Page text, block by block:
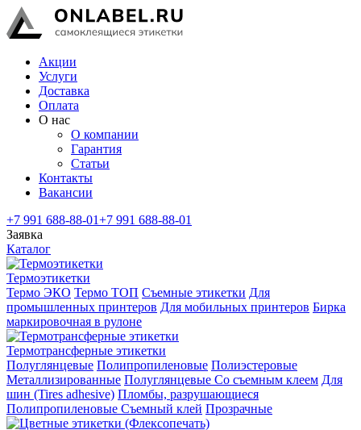
Акции
Услуги
Доставка
Оплата
О нас
О компании
Гарантия
Статьи
Контакты
Вакансии
+7 991 688-88-01+7 991 688-88-01
Заявка
Каталог
Термоэтикетки
Термо ЭКО Термо ТОП Съемные этикетки Для
промышленных принтеров Для мобильных принтеров Бирка
маркировочная в рулоне
Термотрансферные этикетки
Полуглянцевые Полипропиленовые Полиэстеровые
Металлизированные Полуглянцевые Со съемным клеем Для
шин (Tires adhesive) Пломбы, разрушающиеся
Полипропиленовые Съемный клей Прозрачные